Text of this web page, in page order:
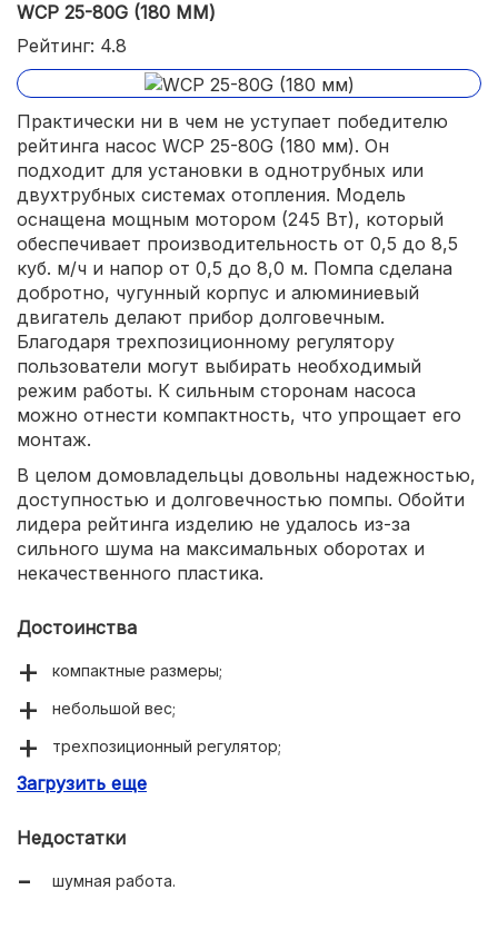
WCP 25-80G (180 ММ)
Рейтинг: 4.8
Практически ни в чем не уступает победителю
рейтинга насос WCP 25-80G (180 мм). Он
подходит для установки в однотрубных или
двухтрубных системах отопления. Модель
оснащена мощным мотором (245 Вт), который
обеспечивает производительность от 0,5 до 8,5
куб. м/ч и напор от 0,5 до 8,0 м. Помпа сделана
добротно, чугунный корпус и алюминиевый
двигатель делают прибор долговечным.
Благодаря трехпозиционному регулятору
пользователи могут выбирать необходимый
режим работы. К сильным сторонам насоса
можно отнести компактность, что упрощает его
монтаж.
В целом домовладельцы довольны надежностью,
доступностью и долговечностью помпы. Обойти
лидера рейтинга изделию не удалось из-за
сильного шума на максимальных оборотах и
некачественного пластика.
Достоинства
компактные размеры;
небольшой вес;
трехпозиционный регулятор;
доступная цена.
Загрузить еще
Недостатки
шумная работа.